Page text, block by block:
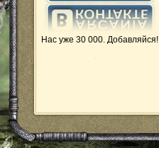
Нас уже 30 000. Добавляйся!